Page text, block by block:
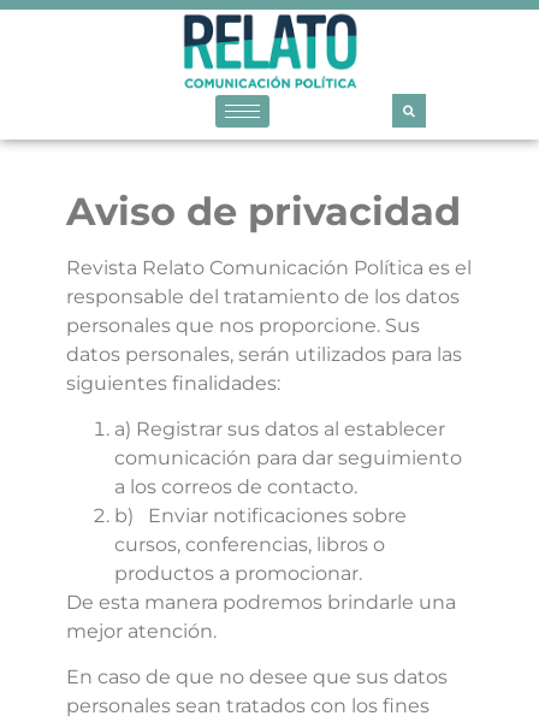
Aviso de privacidad
Revista Relato Comunicación Política es el
responsable del tratamiento de los datos
personales que nos proporcione. Sus
datos personales, serán utilizados para las
siguientes finalidades:
a) Registrar sus datos al establecer
comunicación para dar seguimiento
a los correos de contacto.
b)
Enviar notificaciones sobre
cursos, conferencias, libros o
productos a promocionar.
De esta manera podremos brindarle una
mejor atención.
En caso de que no desee que sus datos
personales sean tratados con los fines